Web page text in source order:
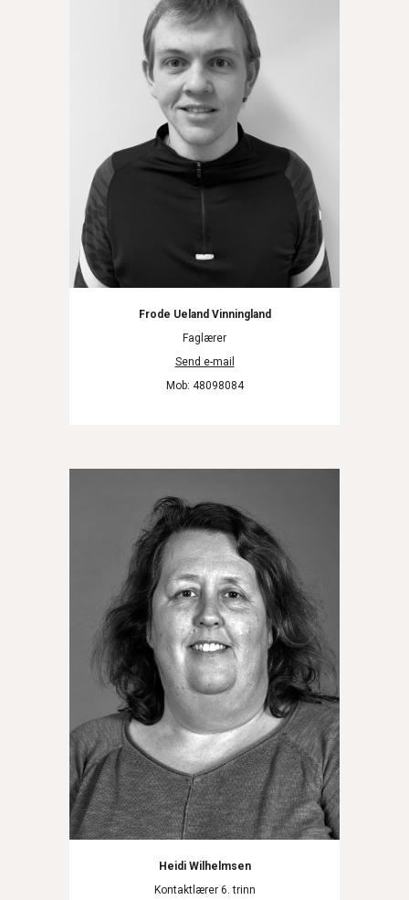
Frode Ueland Vinningland
Faglærer
Send e-mail
Mob: 48098084
Heidi Wilhelmsen
Kontaktlærer 6. trinn